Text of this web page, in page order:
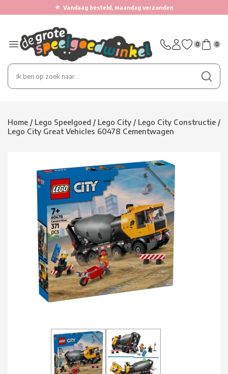
★ Vandaag besteld, maandag verzonden
0 0
Home / Lego Speelgoed / Lego City / Lego City Constructie /
Lego City Great Vehicles 60478 Cementwagen